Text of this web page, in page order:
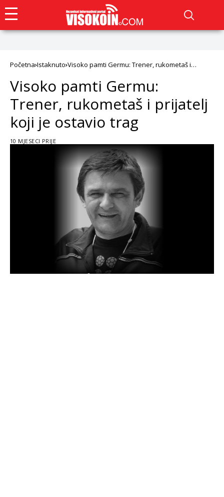
Početna Istaknuto Visoko pamti Germu: Trener, rukometaš i
Visoko pamti Germu:
Trener, rukometaš i prijatelj
koji je ostavio trag
10 MJESECI PRIJE